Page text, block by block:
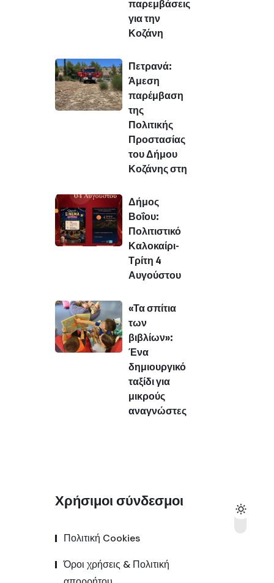
παρεμβάσεις
για την
Κοζάνη
Πετρανά:
Άμεση
παρέμβαση
της
Πολιτικής
Προστασίας
του Δήμου
Κοζάνης στη
Δήμος
Βοΐου:
Πολιτιστικό
Καλοκαίρι-
Τρίτη 4
Αυγούστου
«Τα σπίτια
των
βιβλίων»:
Ένα
δημιουργικό
ταξίδι για
μικρούς
αναγνώστες
Χρήσιμοι σύνδεσμοι
Πολιτική Cookies
Όροι χρήσεις & Πολιτική